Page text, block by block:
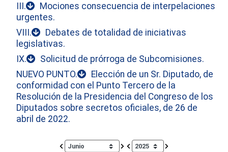
III.
Mociones consecuencia de interpelaciones
urgentes.
VIII.
Debates de totalidad de iniciativas
legislativas.
IX.
Solicitud de prórroga de Subcomisiones.
NUEVO PUNTO.
Elección de un Sr. Diputado, de
conformidad con el Punto Tercero de la
Resolución de la Presidencia del Congreso de los
Diputados sobre secretos oficiales, de 26 de
abril de 2022.
Calendar io de actividades. Doce Legislatura